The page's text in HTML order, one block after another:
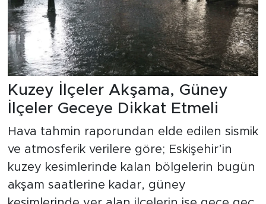
Kuzey İlçeler Akşama, Güney
İlçeler Geceye Dikkat Etmeli
Hava tahmin raporundan elde edilen sismik
ve atmosferik verilere göre; Eskişehir’in
kuzey kesimlerinde kalan bölgelerin bugün
akşam saatlerine kadar, güney